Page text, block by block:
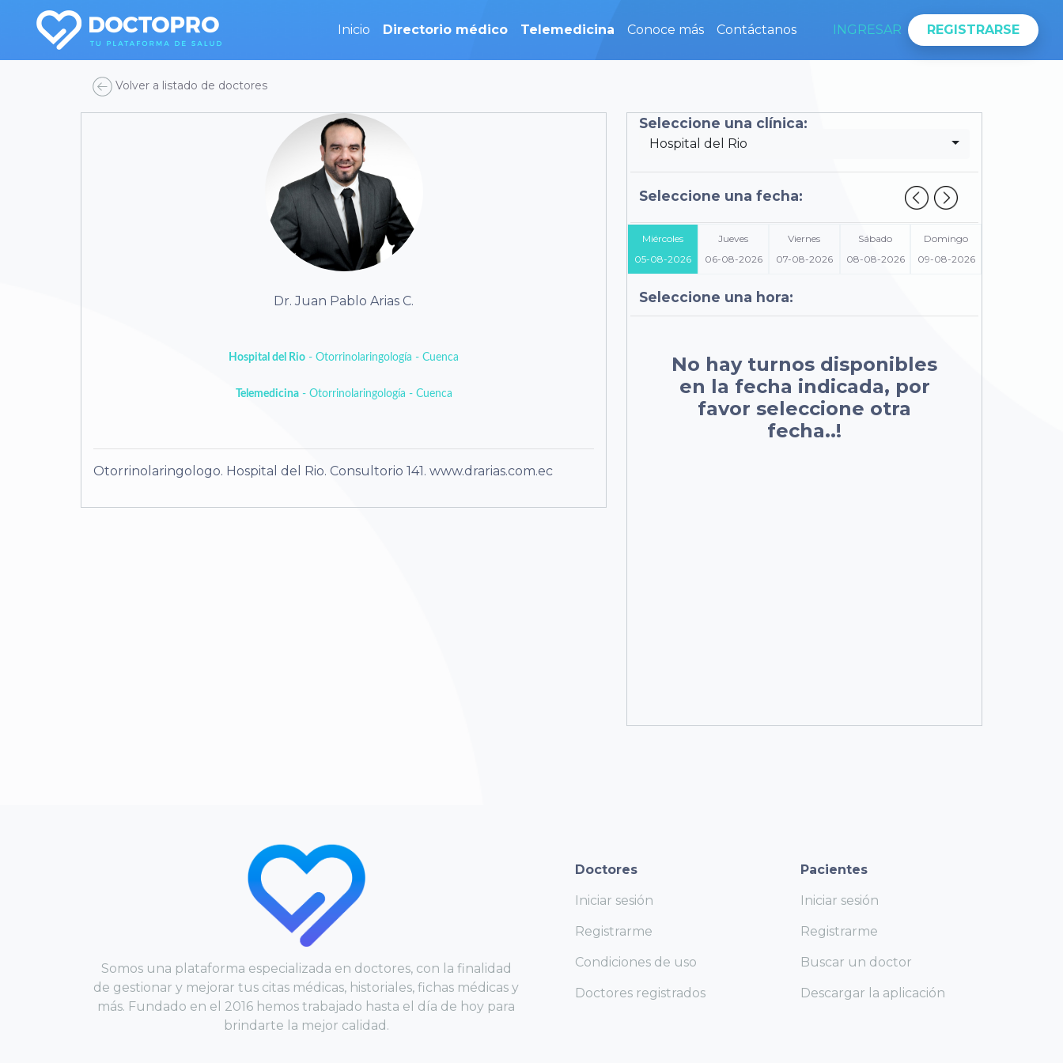
Inicio (current)
Directorio médico Telemedicina Conoce más Contáctanos INGRESAR REGISTRARSE
Volver a listado de doctores
Dr. Juan Pablo Arias C.
Hospital del Rio - Otorrinolaringología - Cuenca
Telemedicina- Otorrinolaringología - Cuenca
Otorrinolaringologo. Hospital del Rio. Consultorio 141. www.drarias.com.ec
Seleccione una clínica:
Hospital del Rio
Seleccione una fecha:
Miércoles
05-08-2026
Jueves
06-08-2026
Viernes
07-08-2026
Sábado
08-08-2026
Domingo
09-08-2026
Seleccione una hora:
No hay turnos disponibles
en la fecha indicada, por
favor seleccione otra
fecha..!
Somos una plataforma especializada en doctores, con la finalidad
de gestionar y mejorar tus citas médicas, historiales, fichas médicas y
más. Fundado en el 2016 hemos trabajado hasta el día de hoy para
brindarte la mejor calidad.
Doctores
Iniciar sesión
Registrarme
Condiciones de uso
Doctores registrados
Pacientes
Iniciar sesión
Registrarme
Buscar un doctor
Descargar la aplicación